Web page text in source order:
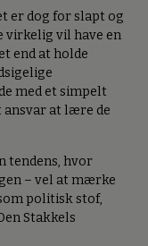
er dog for slapt og
virkelig vil have en
end at holde
med et simpelt
ansvar at lære de
tendens, hvor
– vel at mærke
politisk stof,
Stakkels